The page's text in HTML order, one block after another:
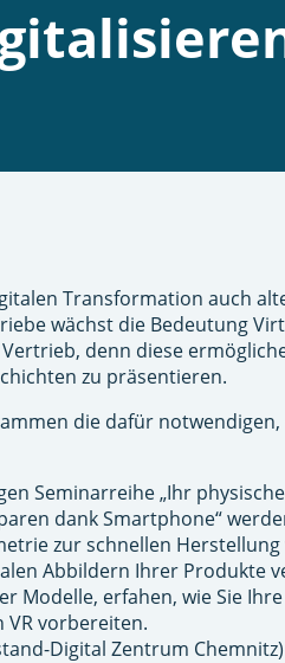
Transformation auch
wächst die Bedeutung
denn diese
zu präsentieren.
die dafür
Seminarreihe „Ihr
dank Smartphone“
zur schnellen
Abbildern Ihrer Produkte
Modelle, erfahen, wie Sie
VR vorbereiten.
Digital Zentrum Chemnitz)